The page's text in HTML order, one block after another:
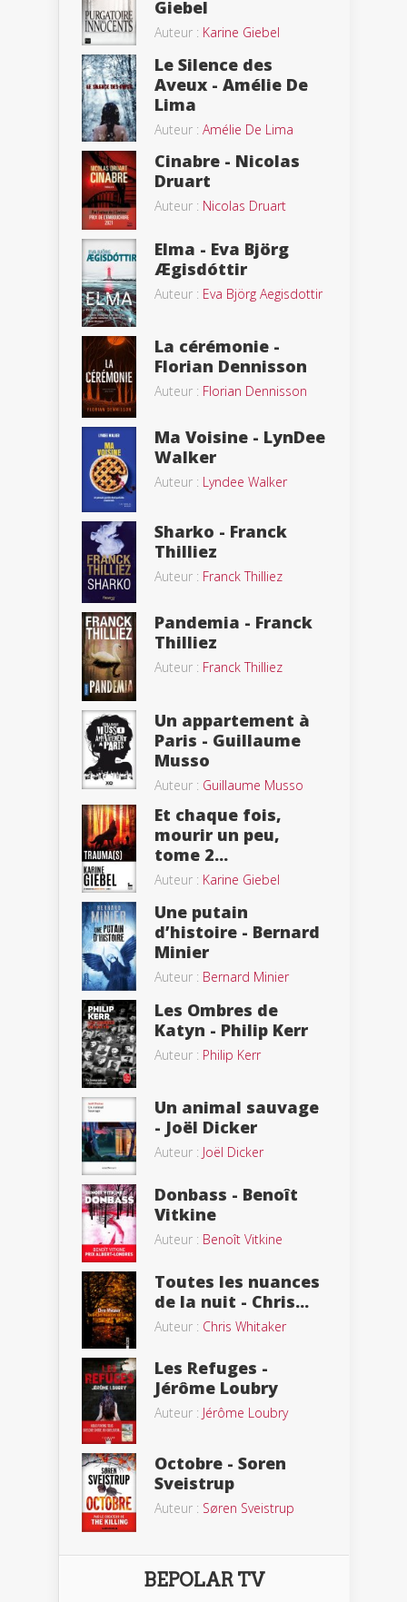
Giebel
Auteur : Karine Giebel
Le Silence des
Aveux - Amélie De
Lima
Auteur : Amélie De Lima
Cinabre - Nicolas
Druart
Auteur : Nicolas Druart
Elma - Eva Björg
Ægisdóttir
Auteur : Eva Björg Aegisdottir
La cérémonie -
Florian Dennisson
Auteur : Florian Dennisson
Ma Voisine - LynDee
Walker
Auteur : Lyndee Walker
Sharko - Franck
Thilliez
Auteur : Franck Thilliez
Pandemia - Franck
Thilliez
Auteur : Franck Thilliez
Un appartement à
Paris - Guillaume
Musso
Auteur : Guillaume Musso
Et chaque fois,
mourir un peu,
tome 2...
Auteur : Karine Giebel
Une putain
d’histoire - Bernard
Minier
Auteur : Bernard Minier
Les Ombres de
Katyn - Philip Kerr
Auteur : Philip Kerr
Un animal sauvage
- Joël Dicker
Auteur : Joël Dicker
Donbass - Benoît
Vitkine
Auteur : Benoît Vitkine
Toutes les nuances
de la nuit - Chris...
Auteur : Chris Whitaker
Les Refuges -
Jérôme Loubry
Auteur : Jérôme Loubry
Octobre - Soren
Sveistrup
Auteur : Søren Sveistrup
BEPOLAR TV